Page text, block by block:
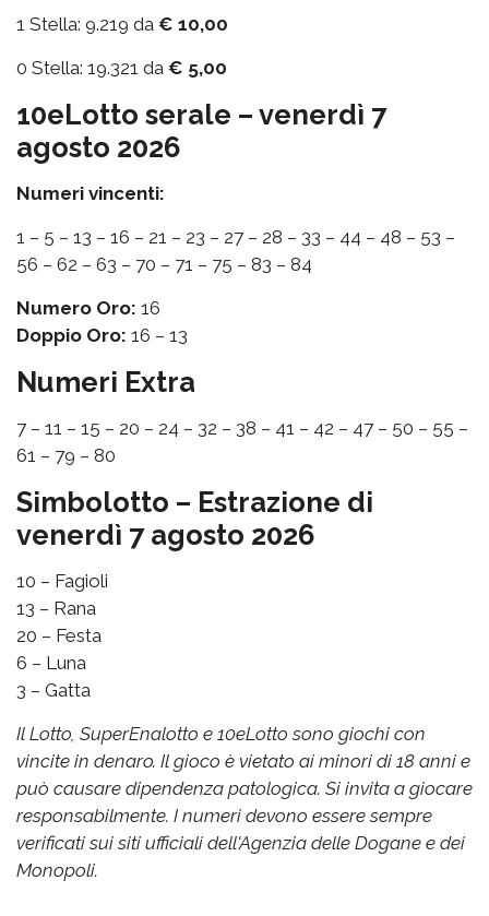
1 Stella: 9.219 da € 10,00
0 Stella: 19.321 da € 5,00
10eLotto serale – venerdì 7
agosto 2026
Numeri vincenti:
1 – 5 – 13 – 16 – 21 – 23 – 27 – 28 – 33 – 44 – 48 – 53 –
56 – 62 – 63 – 70 – 71 – 75 – 83 – 84
Numero Oro: 16
Doppio Oro: 16 – 13
Numeri Extra
7 – 11 – 15 – 20 – 24 – 32 – 38 – 41 – 42 – 47 – 50 – 55 –
61 – 79 – 80
Simbolotto – Estrazione di
venerdì 7 agosto 2026
10 – Fagioli
13 – Rana
20 – Festa
6 – Luna
3 – Gatta
Il Lotto, SuperEnalotto e 10eLotto sono giochi con
vincite in denaro. Il gioco è vietato ai minori di 18 anni e
può causare dipendenza patologica. Si invita a giocare
responsabilmente. I numeri devono essere sempre
verificati sui siti ufficiali dell'Agenzia delle Dogane e dei
Monopoli.